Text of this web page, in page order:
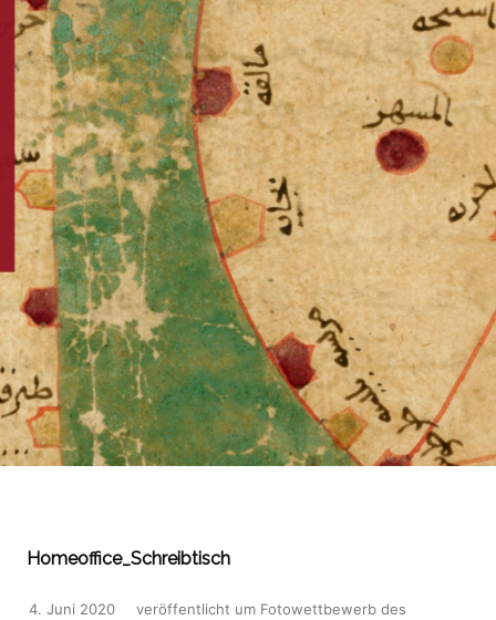
Homeoffice_Schreibtisch
veröffentlicht
4. Juni 2020 um Fotowettbewerb des